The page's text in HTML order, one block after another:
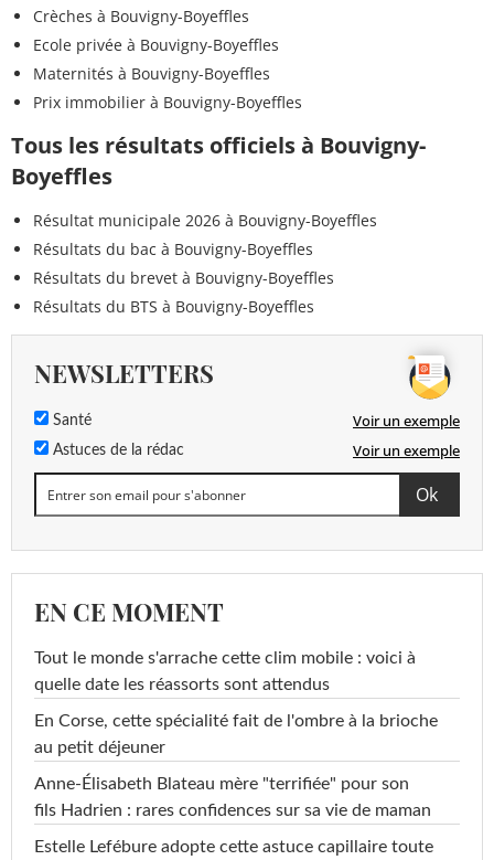
Crèches à Bouvigny-Boyeffles
Ecole privée à Bouvigny-Boyeffles
Maternités à Bouvigny-Boyeffles
Prix immobilier à Bouvigny-Boyeffles
Tous les résultats officiels à Bouvigny-
Boyeffles
Résultat municipale 2026 à Bouvigny-Boyeffles
Résultats du bac à Bouvigny-Boyeffles
Résultats du brevet à Bouvigny-Boyeffles
Résultats du BTS à Bouvigny-Boyeffles
NEWSLETTERS
Santé Voir un exemple
Astuces de la rédac Voir un exemple
EN CE MOMENT
Tout le monde s'arrache cette clim mobile : voici à
quelle date les réassorts sont attendus
En Corse, cette spécialité fait de l'ombre à la brioche
au petit déjeuner
Anne-Élisabeth Blateau mère "terrifiée" pour son
fils Hadrien : rares confidences sur sa vie de maman
Estelle Lefébure adopte cette astuce capillaire toute